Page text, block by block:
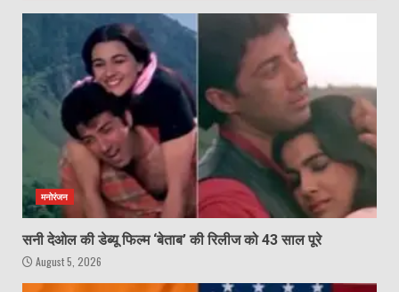
मनोरंजन
सनी देओल की डेब्यू फिल्म ‘बेताब’ की रिलीज को 43 साल पूरे
August 5, 2026